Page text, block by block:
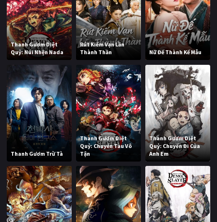
Thanh Gươm Diệt
Quỷ: Núi Nhện Nada
Rút Kiếm Vạn Lần
Thành Thần
Nữ Đế Thành Kế Mẫu
Thanh Gươm Trừ Tà
Thanh Gươm Diệt
Quỷ: Chuyến Tàu Vô
Tận
Thanh Gươm Diệt
Quỷ: Chuyến Đi Của
Anh Em